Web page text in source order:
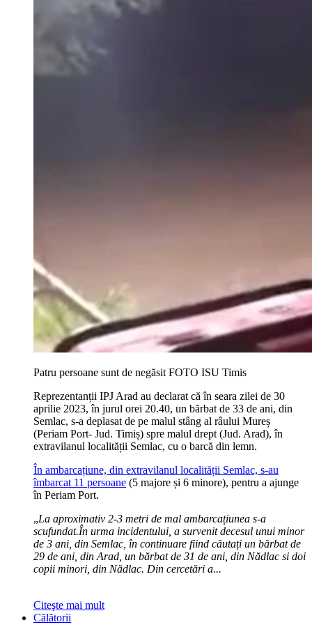
Patru persoane sunt de negăsit FOTO ISU Timis
Reprezentanții IPJ Arad au declarat că în seara zilei de 30
aprilie 2023, în jurul orei 20.40, un bărbat de 33 de ani, din
Semlac, s-a deplasat de pe malul stâng al râului Mureș
(Periam Port- Jud. Timiș) spre malul drept (Jud. Arad), în
extravilanul localității Semlac, cu o barcă din lemn.
În ambarcațiune, din extravilanul localității Semlac, s-au
îmbarcat 11 persoane (5 majore și 6 minore), pentru a ajunge
în Periam Port.
„La aproximativ 2-3 metri de mal ambarcațiunea s-a
scufundat.În urma incidentului, a survenit decesul unui minor
de 3 ani, din Semlac, în continuare fiind căutați un bărbat de
29 de ani, din Arad, un bărbat de 31 de ani, din Nădlac si doi
copii minori, din Nădlac. Din cercetări a...
Citeşte mai mult
Călătorii